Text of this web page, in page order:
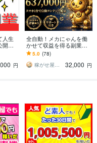
人生
し
→底
理
円
全自動！メカにゃんを働
かせて収益を得る副業教
えます スマホ１台｜超初
心者向け｜放置型副業｜
自動コンテンツ販売
5.0 (78)
稼がせ屋まさる｜プロマーケター｜２冠達成
32,000 円